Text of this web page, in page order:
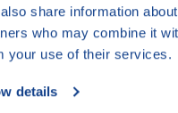
share information
who may combine it
your use of their services.
details
635/24, 120 00
poskytnutém